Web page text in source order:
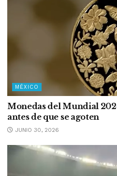
MÉXICO
Monedas del Mundial
antes de que se agoten
JUNIO 30, 2026